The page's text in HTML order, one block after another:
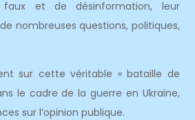
faux et de désinformation, leur
nombreuses questions, politiques,
sur cette véritable « bataille de
le cadre de la guerre en Ukraine,
sur l’opinion publique.